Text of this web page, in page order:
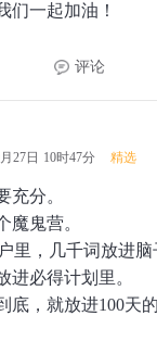
们一起加油！
评论
27日 10时47分 精选
充分。
魔鬼营。
里，几千词放进脑
进必得计划里。
底，就放进100天的